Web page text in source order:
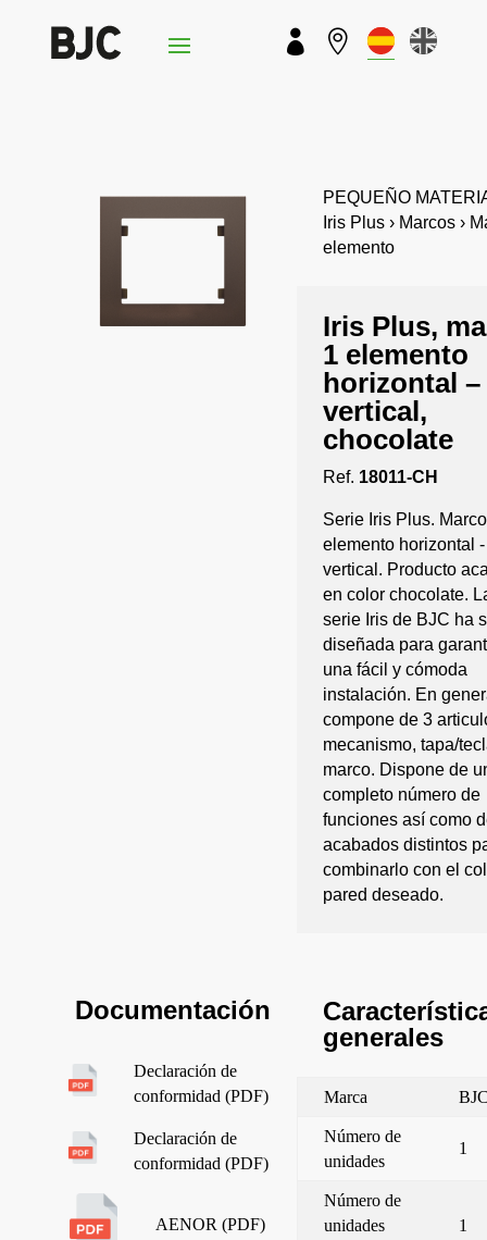
 
PEQUEÑO
Iris Plus › Marcos ›
elemento
Iris Plus,
1 elemento
horizontal –
vertical,
chocolate
Ref. 18011-CH
Serie Iris Plus.
elemento horizontal -
vertical. Producto
en color chocolate.
serie Iris de BJC ha
diseñada para
una fácil y cómoda
instalación. En
compone de 3
mecanismo, tapa/
marco. Dispone de
completo número de
funciones así como
acabados distintos
combinarlo con el
pared deseado.
Documentación
Declaración de
conformidad (PDF)
Declaración de
conformidad (PDF)
AENOR (PDF)
generales
Marca
Número de
unidades
1
Número de
unidades
1